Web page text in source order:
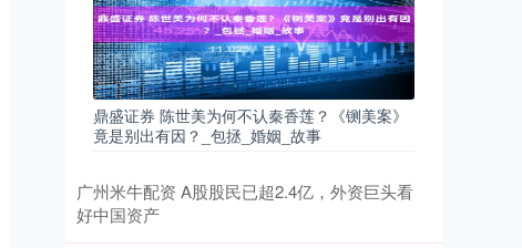
鼎盛证券 陈世美为何不认秦香莲？《铡美案》
竟是别出有因？_包拯_婚姻_故事
广州米牛配资 A股股民已超2.4亿，外资巨头看
好中国资产